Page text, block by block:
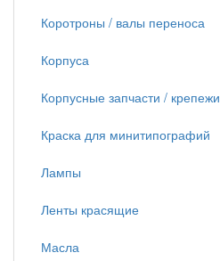
Коротроны / валы переноса
Корпуса
Корпусные запчасти / крепежи
Краска для минитипографий
Лампы
Ленты красящие
Масла